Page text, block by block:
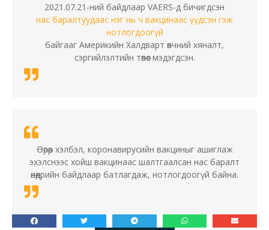
2021.07.21-ний байдлаар VAERS-д бичигдсэн
нас баралтуудаас нэг нь ч вакцинаас үүдсэн гэж
нотлогдоогүй
байгааг Америкийн Халдварт өвчний хяналт,
сэргийлэлтийн төвөөс мэдэгдсэн.
Өөрөөр хэлбэл, коронавирусийн вакциныг ашиглаж
эхэлснээс хойш вакцинаас шалтгаалсан нас баралт
өнөөдрийн байдлаар батлагдаж, нотлогдоогүй байна.